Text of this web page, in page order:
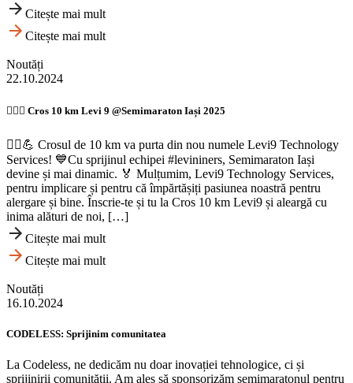
Citește mai mult
Citește mai mult
Noutăți
22.10.2024
🏃‍♂️✨ Cros 10 km Levi 9 @Semimaraton Iași 2025
🏃‍♂️💪 Crosul de 10 km va purta din nou numele Levi9 Technology
Services! 💙Cu sprijinul echipei #levininers, Semimaraton Iași
devine și mai dinamic. 🏅 Mulțumim, Levi9 Technology Services,
pentru implicare și pentru că împărtășiți pasiunea noastră pentru
alergare și bine. Înscrie-te și tu la Cros 10 km Levi9 și aleargă cu
inima alături de noi, […]
Citește mai mult
Citește mai mult
Noutăți
16.10.2024
CODELESS: Sprijinim comunitatea
La Codeless, ne dedicăm nu doar inovației tehnologice, ci și
sprijinirii comunității. Am ales să sponsorizăm semimaratonul pentru